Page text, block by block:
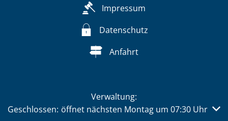
Impressum
Datenschutz
Anfahrt
Verwaltung:
Klicken, um weitere Öffnungs- oder Schließzeiten
Geschlossen: öffnet nächsten Montag um 07:30 Uhr